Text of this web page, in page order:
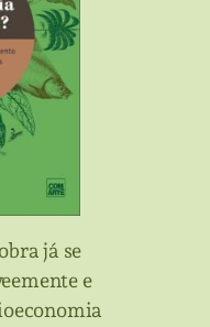
já se
e